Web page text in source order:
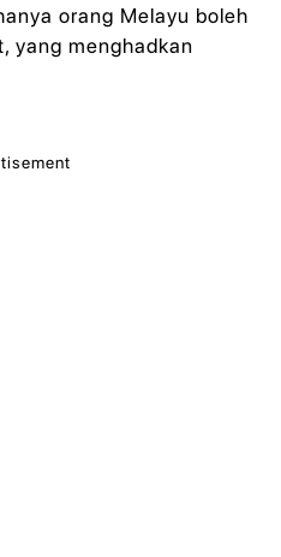
orang Melayu boleh
yang menghadkan